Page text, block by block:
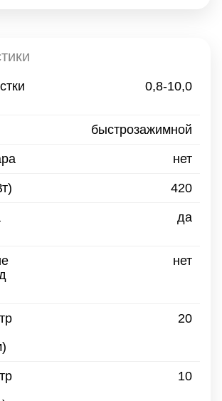
0,8-10,0
быстрозажимной
нет
420
да
нет
20
10